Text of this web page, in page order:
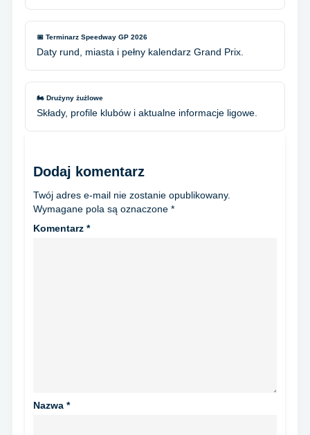
📅 Terminarz Speedway GP 2026
Daty rund, miasta i pełny kalendarz Grand Prix.
🏍️ Drużyny żużlowe
Składy, profile klubów i aktualne informacje ligowe.
Dodaj komentarz
Twój adres e-mail nie zostanie opublikowany.
Wymagane pola są oznaczone *
Komentarz *
Nazwa *